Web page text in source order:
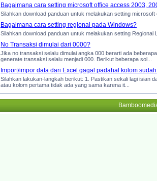
Bagaimana cara setting microsoft office access 2003,
Silahkan download panduan untuk melakukan setting
Bagaimana cara setting regional pada Windows?
Silahkan download panduan untuk melakukan setting Regional
No Transaksi dimulai dari 0000?
Jika no transaksi selalu dimulai angka 000 berarti ada
generate transaksi selalu menjadi 000. Berikut beberapa sol...
Import/impor data dari Excel gagal padahal kolom
Silahkan lakukan-langkah berikut: 1. Pastikan sekali lagi isian
atau kolom pertama tidak ada yang sama karena it...